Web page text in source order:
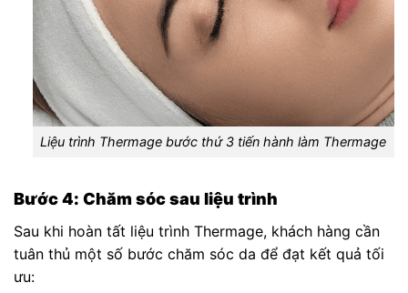
Liệu trình Thermage bước thứ 3 tiến hành làm Thermage
Bước 4: Chăm sóc sau liệu trình
Sau khi hoàn tất liệu trình Thermage, khách hàng cần
tuân thủ một số bước chăm sóc da để đạt kết quả tối
ưu: